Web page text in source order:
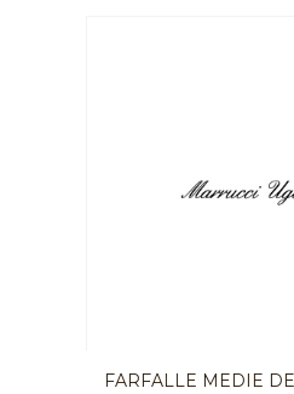
FARFALLE MEDIE